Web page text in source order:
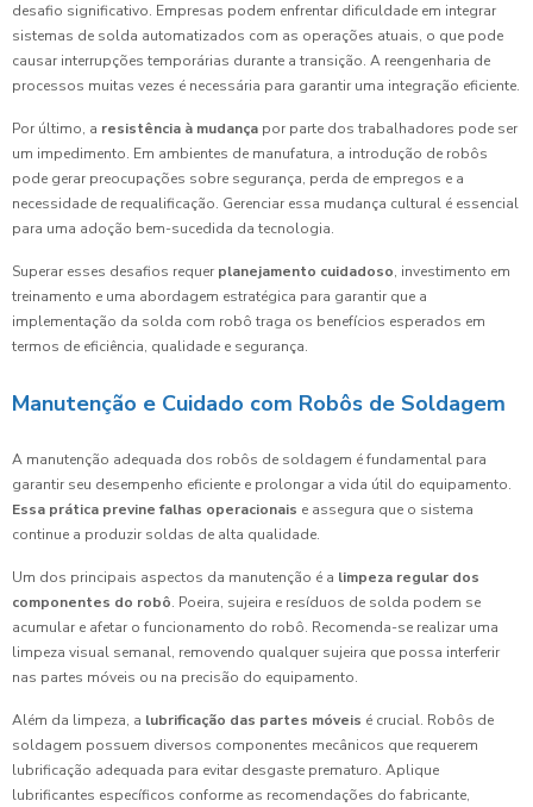
desafio significativo. Empresas podem enfrentar dificuldade em integrar
sistemas de solda automatizados com as operações atuais, o que pode
causar interrupções temporárias durante a transição. A reengenharia de
processos muitas vezes é necessária para garantir uma integração eficiente.
Por último, a resistência à mudança por parte dos trabalhadores pode ser
um impedimento. Em ambientes de manufatura, a introdução de robôs
pode gerar preocupações sobre segurança, perda de empregos e a
necessidade de requalificação. Gerenciar essa mudança cultural é essencial
para uma adoção bem-sucedida da tecnologia.
Superar esses desafios requer planejamento cuidadoso, investimento em
treinamento e uma abordagem estratégica para garantir que a
implementação da solda com robô traga os benefícios esperados em
termos de eficiência, qualidade e segurança.
Manutenção e Cuidado com Robôs de Soldagem
A manutenção adequada dos robôs de soldagem é fundamental para
garantir seu desempenho eficiente e prolongar a vida útil do equipamento.
Essa prática previne falhas operacionais e assegura que o sistema
continue a produzir soldas de alta qualidade.
Um dos principais aspectos da manutenção é a limpeza regular dos
componentes do robô. Poeira, sujeira e resíduos de solda podem se
acumular e afetar o funcionamento do robô. Recomenda-se realizar uma
limpeza visual semanal, removendo qualquer sujeira que possa interferir
nas partes móveis ou na precisão do equipamento.
Além da limpeza, a lubrificação das partes móveis é crucial. Robôs de
soldagem possuem diversos componentes mecânicos que requerem
lubrificação adequada para evitar desgaste prematuro. Aplique
lubrificantes específicos conforme as recomendações do fabricante,